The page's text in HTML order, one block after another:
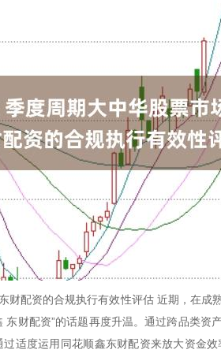
财配资的合规执行有效性评估 近期，在成
东财配资”的话题再度升温。通过跨品类资
适度运用同花顺鑫东财配资来放大资金